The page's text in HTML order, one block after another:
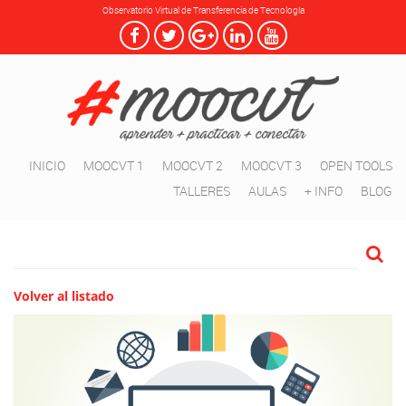
Observatorio Virtual de Transferencia de Tecnología
INICIO MOOCVT 1 MOOCVT 2 MOOCVT 3
OPEN TOOLS
TALLERES
AULAS + INFO BLOG
Volver al listado